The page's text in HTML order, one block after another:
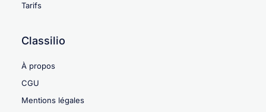
Tarifs
Classilio
À propos
CGU
Mentions légales